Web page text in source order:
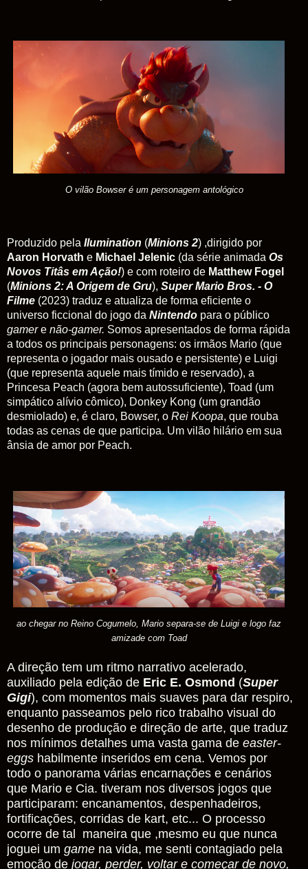
O vilão Bowser é um personagem antológico
Produzido pela Ilumination (Minions 2) ,dirigido por
Aaron Horvath e Michael Jelenic (da série animada Os
Novos Titâs em Ação!) e com roteiro de Matthew Fogel
(Minions 2: A Origem de Gru), Super Mario Bros. - O
Filme (2023) traduz e atualiza de forma eficiente o
universo ficcional do jogo da Nintendo para o público
gamere não-gamer. Somos apresentados de forma rápida
a todos os principais personagens: os irmãos Mario (que
representa o jogador mais ousado e persistente) e Luigi
(que representa aquele mais tímido e reservado), a
Princesa Peach (agora bem autossuficiente), Toad (um
simpático alívio cômico), Donkey Kong (um grandão
desmiolado) e, é claro, Bowser, o Rei Koopa, que rouba
todas as cenas de que participa. Um vilão hilário em sua
ânsia de amor por Peach.
ao chegar no Reino Cogumelo, Mario separa-se de Luigi e logo faz
amizade com Toad
A direção tem um ritmo narrativo acelerado,
auxiliado pela edição de Eric E. Osmond (Super
Gigi), com momentos mais suaves para dar respiro,
enquanto passeamos pelo rico trabalho visual do
desenho de produção e direção de arte, que traduz
nos mínimos detalhes uma vasta gama de easter-
eggs habilmente inseridos em cena. Vemos por
todo o panorama várias encarnações e cenários
que Mario e Cia. tiveram nos diversos jogos que
participaram: encanamentos, despenhadeiros,
fortificações, corridas de kart, etc... O processo
ocorre de tal maneira que ,mesmo eu que nunca
joguei um game na vida, me senti contagiado pela
emoção de jogar, perder, voltar e começar de novo,